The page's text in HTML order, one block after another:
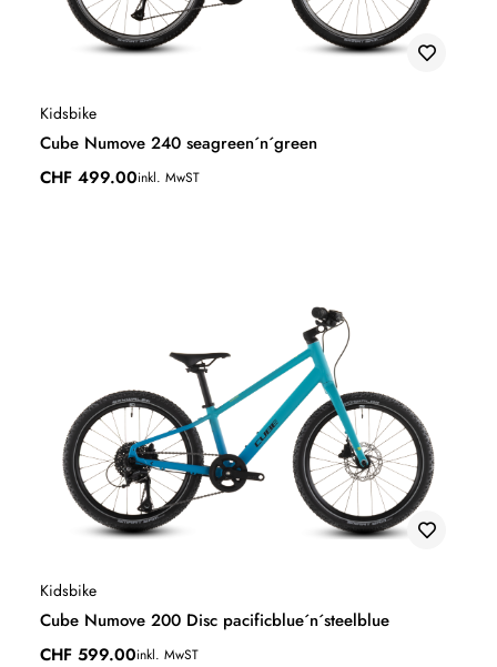
Kidsbike
Cube Numove 240 seagreen´n´green
CHF 499.00inkl. MwST
Kidsbike
Cube Numove 200 Disc pacificblue´n´steelblue
CHF 599.00inkl. MwST